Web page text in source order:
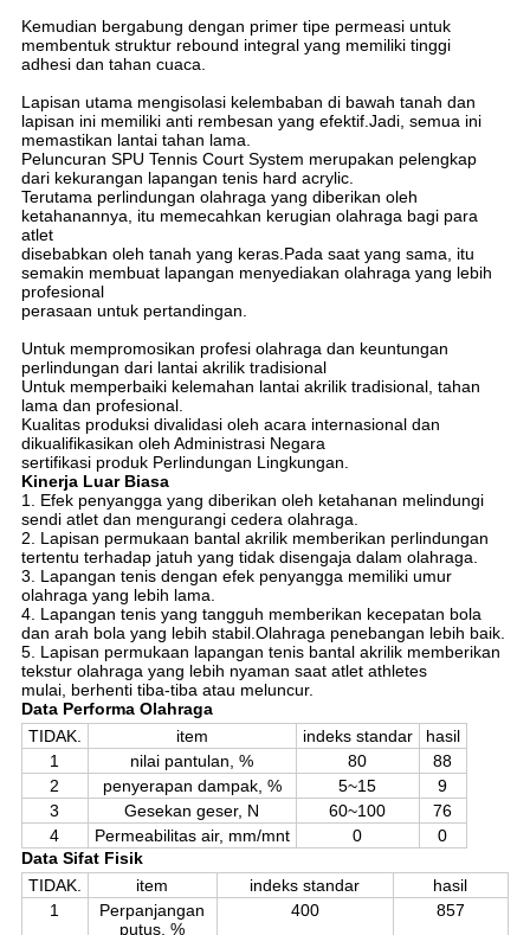
Kemudian bergabung dengan primer tipe permeasi untuk
membentuk struktur rebound integral yang memiliki tinggi
adhesi dan tahan cuaca.
Lapisan utama mengisolasi kelembaban di bawah tanah dan
lapisan ini memiliki anti rembesan yang efektif.Jadi, semua ini
memastikan lantai tahan lama.
Peluncuran SPU Tennis Court System merupakan pelengkap
dari kekurangan lapangan tenis hard acrylic.
Terutama perlindungan olahraga yang diberikan oleh
ketahanannya, itu memecahkan kerugian olahraga bagi para
atlet
disebabkan oleh tanah yang keras.Pada saat yang sama, itu
semakin membuat lapangan menyediakan olahraga yang lebih
profesional
perasaan untuk pertandingan.
Untuk mempromosikan profesi olahraga dan keuntungan
perlindungan dari lantai akrilik tradisional
Untuk memperbaiki kelemahan lantai akrilik tradisional, tahan
lama dan profesional.
Kualitas produksi divalidasi oleh acara internasional dan
dikualifikasikan oleh Administrasi Negara
sertifikasi produk Perlindungan Lingkungan.
Kinerja Luar Biasa
1. Efek penyangga yang diberikan oleh ketahanan melindungi
sendi atlet dan mengurangi cedera olahraga.
2. Lapisan permukaan bantal akrilik memberikan perlindungan
tertentu terhadap jatuh yang tidak disengaja dalam olahraga.
3. Lapangan tenis dengan efek penyangga memiliki umur
olahraga yang lebih lama.
4. Lapangan tenis yang tangguh memberikan kecepatan bola
dan arah bola yang lebih stabil.Olahraga penebangan lebih baik.
5. Lapisan permukaan lapangan tenis bantal akrilik memberikan
tekstur olahraga yang lebih nyaman saat atlet athletes
mulai, berhenti tiba-tiba atau meluncur.
Data Performa Olahraga
TIDAK.
item indeks standar
hasil
1
nilai pantulan, % 80
88
2
penyerapan dampak, % 5~15
9
3
Gesekan geser, N 60~100
76
4
Permeabilitas air, mm/mnt 0
0
Data Sifat Fisik
TIDAK.
item indeks standar
hasil
1
Perpanjangan
putus, %
400 857